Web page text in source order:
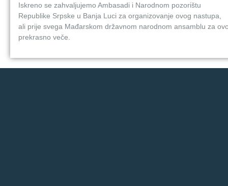
Iskreno se zahvaljujemo Ambasadi i Narodnom pozorištu
Republike Srpske u Banja Luci za organizovanje ovog nastupa,
ali prije svega Mađarskom državnom narodnom ansamblu za
prekrasno veče.